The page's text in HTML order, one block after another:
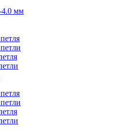
4.0 мм